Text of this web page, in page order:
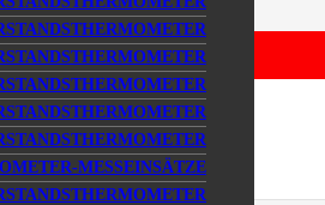
MESSEINSÄTZE
2020